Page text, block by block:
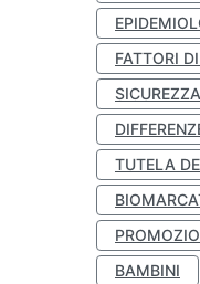
FATTORI
TUTELA
BAMBINI